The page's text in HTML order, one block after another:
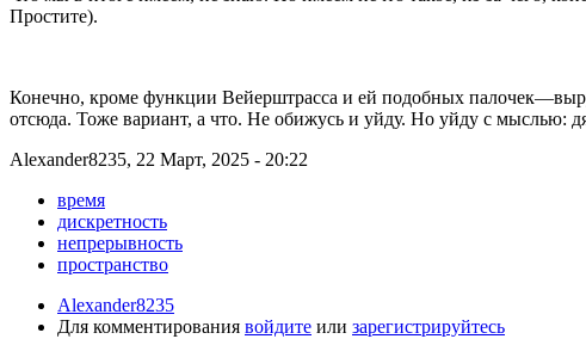
Простите).
Конечно, кроме функции Вейерштрасса и ей подобных
отсюда. Тоже вариант, а что. Не обижусь и уйду. Но уйду с мыслью:
Alexander8235, 22 Март, 2025 - 20:22
время
дискретность
непрерывность
пространство
Alexander8235
Для комментирования войдите или зарегистрируйтесь